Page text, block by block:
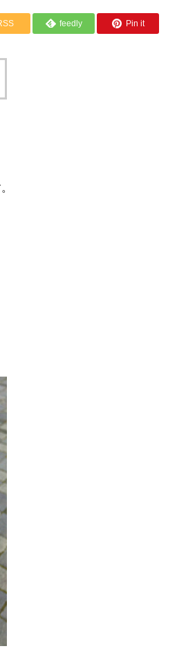
feedly Pin it